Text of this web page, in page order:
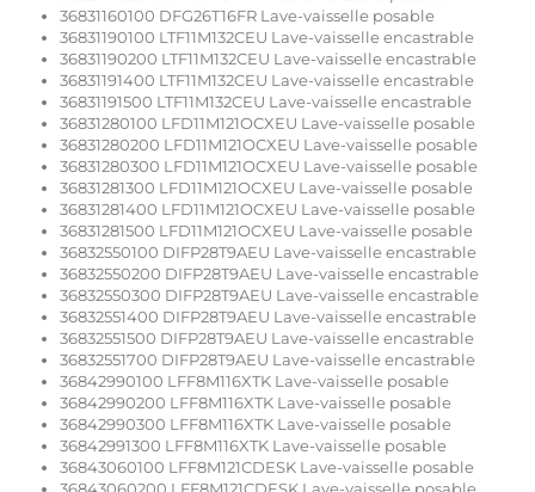
36831160100 DFG26T16FR Lave-vaisselle posable
36831190100 LTF11M132CEU Lave-vaisselle encastrable
36831190200 LTF11M132CEU Lave-vaisselle encastrable
36831191400 LTF11M132CEU Lave-vaisselle encastrable
36831191500 LTF11M132CEU Lave-vaisselle encastrable
36831280100 LFD11M121OCXEU Lave-vaisselle posable
36831280200 LFD11M121OCXEU Lave-vaisselle posable
36831280300 LFD11M121OCXEU Lave-vaisselle posable
36831281300 LFD11M121OCXEU Lave-vaisselle posable
36831281400 LFD11M121OCXEU Lave-vaisselle posable
36831281500 LFD11M121OCXEU Lave-vaisselle posable
36832550100 DIFP28T9AEU Lave-vaisselle encastrable
36832550200 DIFP28T9AEU Lave-vaisselle encastrable
36832550300 DIFP28T9AEU Lave-vaisselle encastrable
36832551400 DIFP28T9AEU Lave-vaisselle encastrable
36832551500 DIFP28T9AEU Lave-vaisselle encastrable
36832551700 DIFP28T9AEU Lave-vaisselle encastrable
36842990100 LFF8M116XTK Lave-vaisselle posable
36842990200 LFF8M116XTK Lave-vaisselle posable
36842990300 LFF8M116XTK Lave-vaisselle posable
36842991300 LFF8M116XTK Lave-vaisselle posable
36843060100 LFF8M121CDESK Lave-vaisselle posable